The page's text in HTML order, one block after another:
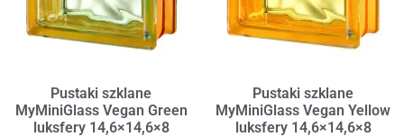
Pustaki szklane
MyMiniGlass Vegan Green
luksfery 14,6×14,6×8
Pustaki szklane
MyMiniGlass Vegan Yellow
luksfery 14,6×14,6×8